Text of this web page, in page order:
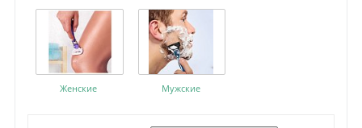
Женские Мужские